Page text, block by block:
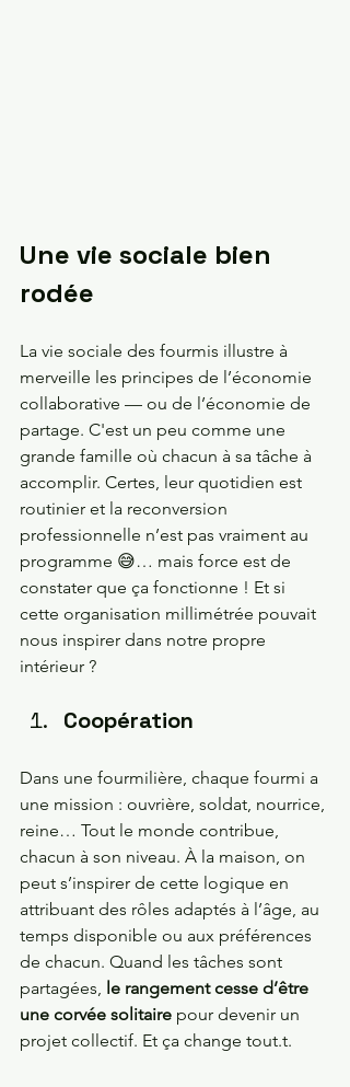
Une vie sociale bien
rodée
La vie sociale des fourmis illustre à
merveille les principes de l’économie
collaborative — ou de l’économie de
partage. C'est un peu comme une
grande famille où chacun à sa tâche à
accomplir. Certes, leur quotidien est
routinier et la reconversion
professionnelle n’est pas vraiment au
programme 😅… mais force est de
constater que ça fonctionne ! Et si
cette organisation millimétrée pouvait
nous inspirer dans notre propre
intérieur ?
Coopération
Dans une fourmilière, chaque fourmi a
une mission : ouvrière, soldat, nourrice,
reine… Tout le monde contribue,
chacun à son niveau. À la maison, on
peut s’inspirer de cette logique en
attribuant des rôles adaptés à l’âge, au
temps disponible ou aux préférences
de chacun. Quand les tâches sont
partagées, le rangement cesse d’être
une corvée solitaire pour devenir un
projet collectif. Et ça change tout.t.